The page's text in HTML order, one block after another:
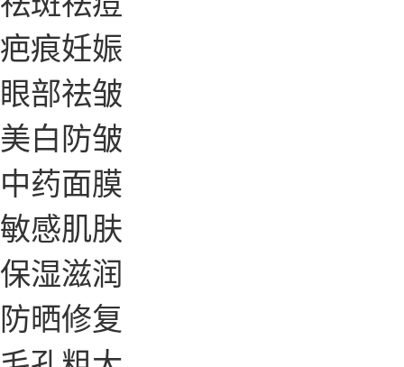
疤痕妊娠
眼部祛皱
美白防皱
中药面膜
敏感肌肤
保湿滋润
防晒修复